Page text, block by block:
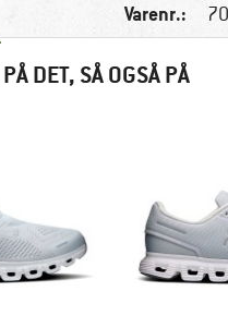
Varenr.:
DET, SÅ OGSÅ PÅ